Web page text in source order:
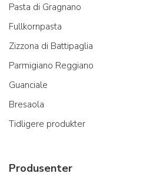
Pasta di Gragnano
Fullkornpasta
Zizzona di Battipaglia
Parmigiano Reggiano
Guanciale
Bresaola
Tidligere produkter
Produsenter